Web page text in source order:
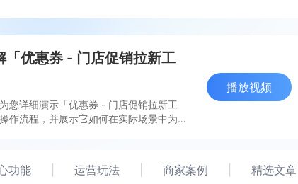
「优惠券 - 门店促销拉新工
您详细演示「优惠券 - 门店促销拉新工
作流程，并展示它如何在实际场景中为您
播放视频
功能 运营玩法 商家案例 精选文章